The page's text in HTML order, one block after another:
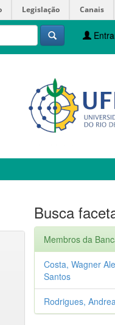
Legislação Canais
Busca
Membros da
Costa, Wagner
Santos
Rodrigues, Andrea